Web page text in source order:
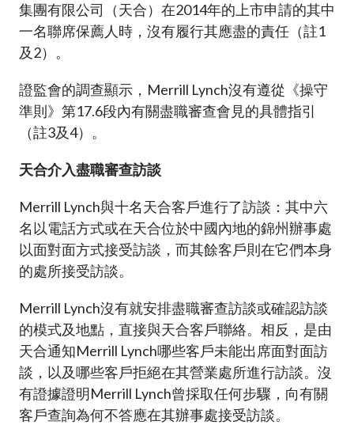
集團有限公司（天合）在2014年的上市申請的其中
一名聯席保薦人時，沒有履行其應盡的責任（註1
及2）。
證監會的調查顯示，Merrill Lynch沒有遵從《操守
準則》第17.6段內有關盡職審查會見的具體指引
（註3及4）。
天合介入盡職審查訪談
Merrill Lynch與十名天合客戶進行了訪談：其中六
名以電話方式或在天合位於中國內地的錦州辦事處
以面對面方式接受訪談，而其餘客戶則在它們本身
的處所接受訪談。
Merrill Lynch沒有就安排盡職審查訪談或確認訪談
的模式及地點，直接與天合客戶聯絡。相反，是由
天合通知Merrill Lynch哪些客戶未能出席面對面訪
談，以及哪些客戶拒絕在其營業處所進行訪談。沒
有證據證明Merrill Lynch曾採取任何步驟，向有關
客戶查詢為何不答應在其辦事處接受訪談。